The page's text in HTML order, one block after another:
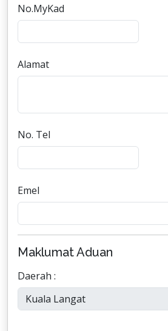
No.MyKad
Alamat
No. Tel
Emel
Maklumat Aduan
Daerah :